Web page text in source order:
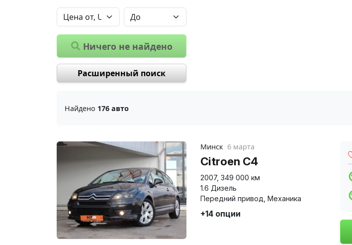
Ничего не найдено
Расширенный поиск
Найдено 176 авто
Минск 6 марта
Citroen C4
2007, 349 000 км
1.6 Дизель
Передний привод Механика
+14 опции